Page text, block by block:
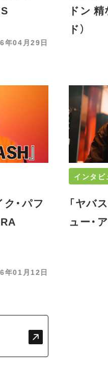
年04月29日
ドン
ド）
・パフ
年01月12日
インタビ
「ヤバ
ュー・